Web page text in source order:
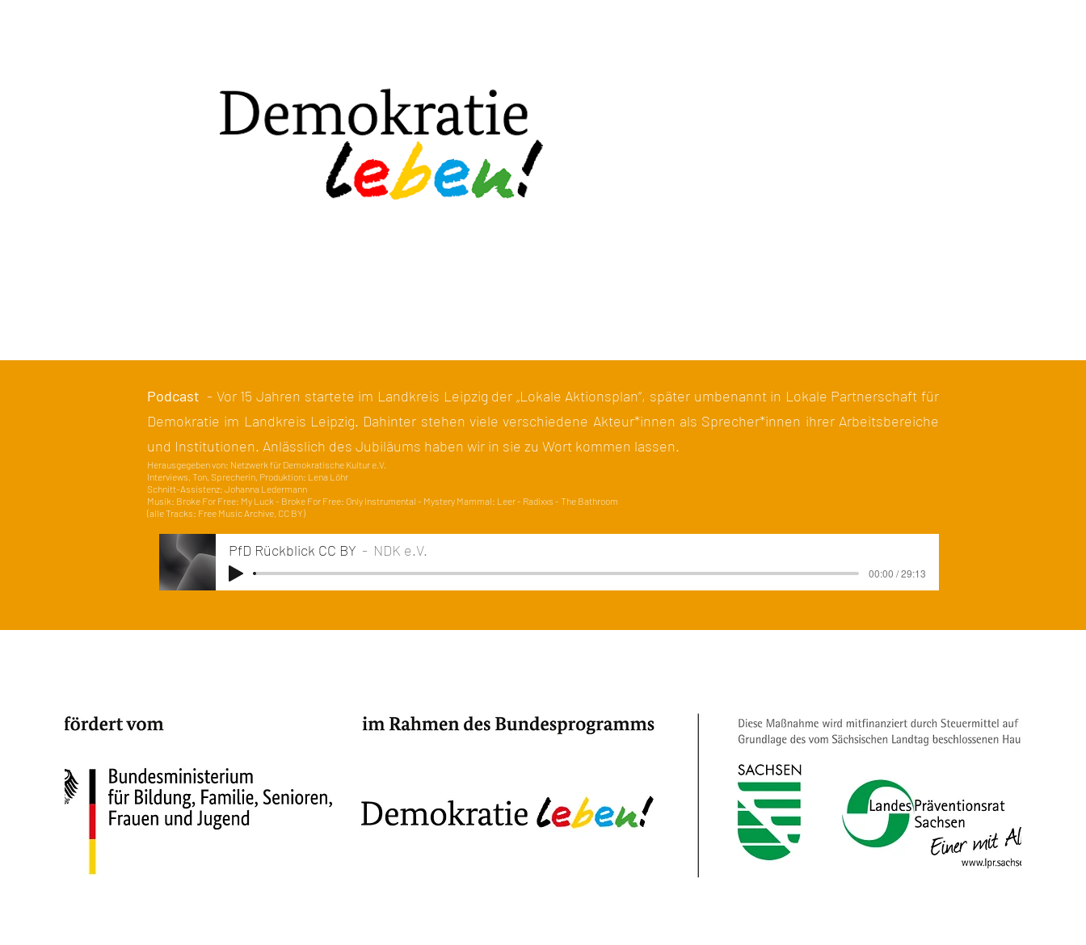
Podcast - Vor 15 Jahren startete im Landkreis Leipzig der „Lokale Aktionsplan“, später umbenannt in Lokale Partnerschaft für
Demokratie im Landkreis Leipzig. Dahinter stehen viele verschiedene Akteur*innen als Sprecher*innen ihrer Arbeitsbereiche
und Institutionen. Anlässlich des Jubiläums haben wir in sie zu Wort kommen lassen.
Herausgegeben von: Netzwerk für Demokratische Kultur e.V.
Interviews, Ton, Sprecherin, Produktion: Lena Löhr
Schnitt-Assistenz: Johanna Ledermann
Musik: Broke For Free: My Luck - Broke For Free: Only Instrumental - Mystery Mammal: Leer - Radixxs - The Bathroom
(alle Tracks: Free Music Archive, CC BY)
PfD Rückblick CC BY NDK e.V.
00:00 / 29:13